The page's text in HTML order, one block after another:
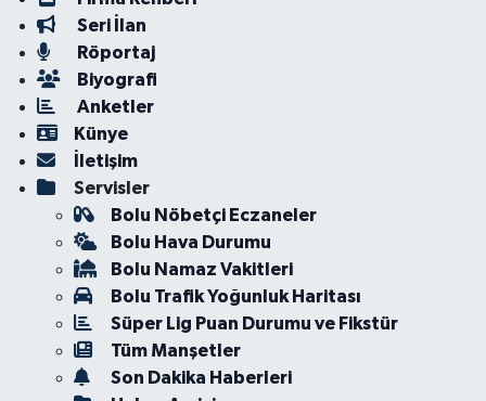
Seri İlan
Röportaj
Biyografi
Anketler
Künye
İletişim
Servisler
Bolu Nöbetçi Eczaneler
Bolu Hava Durumu
Bolu Namaz Vakitleri
Bolu Trafik Yoğunluk Haritası
Süper Lig Puan Durumu ve Fikstür
Tüm Manşetler
Son Dakika Haberleri